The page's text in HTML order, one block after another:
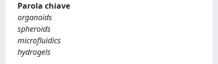
Parola chiave
organoids
spheroids
microfluidics
hydrogels